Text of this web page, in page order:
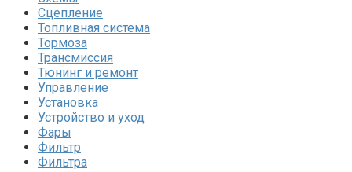
Сцепление
Топливная система
Тормоза
Трансмиссия
Тюнинг и ремонт
Управление
Установка
Устройство и уход
Фары
Фильтр
Фильтра